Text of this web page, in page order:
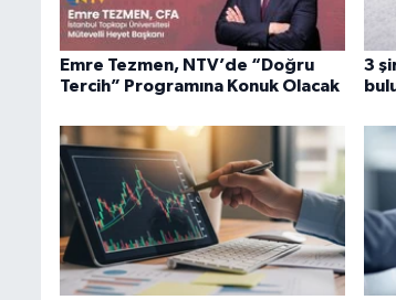
Emre Tezmen, NTV’de “Doğru
Tercih” Programına Konuk Olacak
3